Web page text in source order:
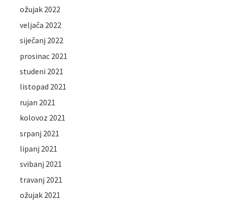
ožujak 2022
veljača 2022
siječanj 2022
prosinac 2021
studeni 2021
listopad 2021
rujan 2021
kolovoz 2021
srpanj 2021
lipanj 2021
svibanj 2021
travanj 2021
ožujak 2021